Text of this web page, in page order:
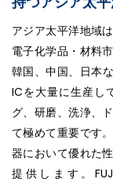
アジア太平洋地域
電子化学品・材料
韓国、中国、日本
ICを大量に生産し
グ、研磨、洗浄、
て極めて重要です
器において優れた
提供します。